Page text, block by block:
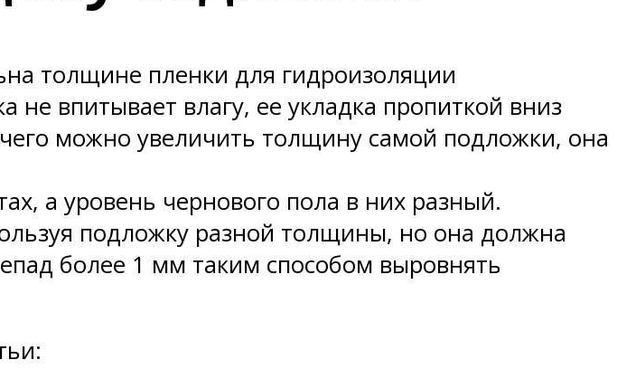
толщине пленки для гидроизоляции
впитывает влагу, ее укладка пропиткой вниз
чего можно увеличить толщину самой подложки, она
а уровень чернового пола в них разный.
подложку разной толщины, но она должна
более 1 мм таким способом выровнять